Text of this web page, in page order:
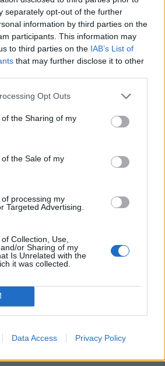
separately opt-out of the further
information by third parties on the
participants. This information may
to third parties on the IAB’s List of
that may further disclose it to other
Opt Outs
the Sharing of my
the Sale of my
processing my
Targeted Advertising.
Collection, Use,
or Sharing of my
Is Unrelated with the
it was collected.
Data Access Privacy Policy